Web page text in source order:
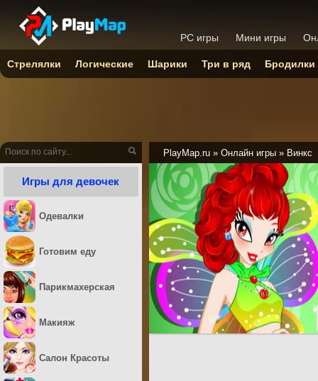
PlayMap.ru » Онлайн игры » Винкс
Игры для девочек
Одевалки
Готовим еду
Парикмахерская
Макияж
Салон Красоты
PC игры Мини игры
Стрелялки Логические Шарики Три в ряд Бродилки